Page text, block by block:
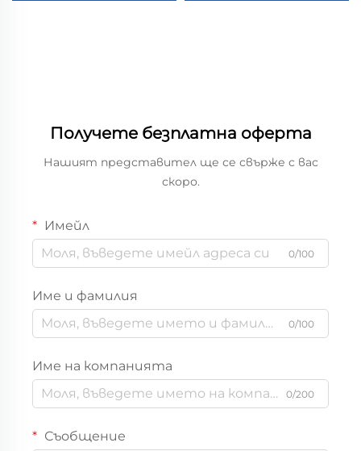
Получете безплатна оферта
Нашият представител ще се свърже с вас
скоро.
Имейл
0/100
Име и фамилия
0/100
Име на компанията
0/200
Съобщение